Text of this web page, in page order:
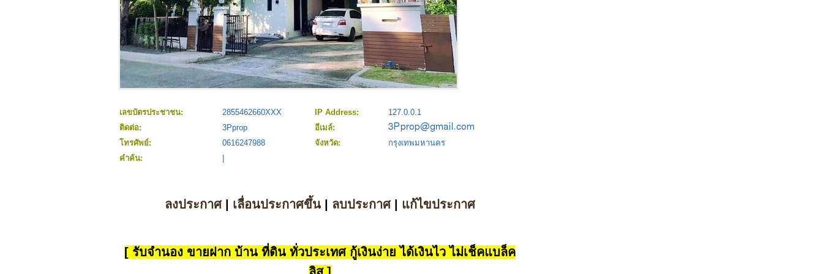
เลขบัตรประชาชน: 2855462660XXX IP Address:
127.0.0.1
ติดต่อ:
3Pprop
อีเมล์:
โทรศัพย์:
0616247988 จังหวัด:
กรุงเทพมหานคร
คำค้น:
ลงประกาศ| เลื่อนประกาศขึ้น| ลบประกาศ| แก้ไขประกาศ
[ รับจำนอง ขายฝาก บ้าน ที่ดิน ทั่วประเทศ กู้เงินง่าย ได้เงินไว ไม่เช็คแบล็ค